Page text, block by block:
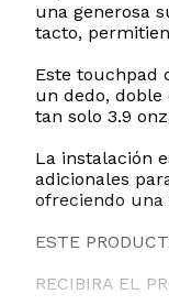
una generosa
tacto,
Este touchpad
un dedo,
tan solo 3.9
La instalación
adicionales
ofreciendo una
ESTE
RECIBIRA EL